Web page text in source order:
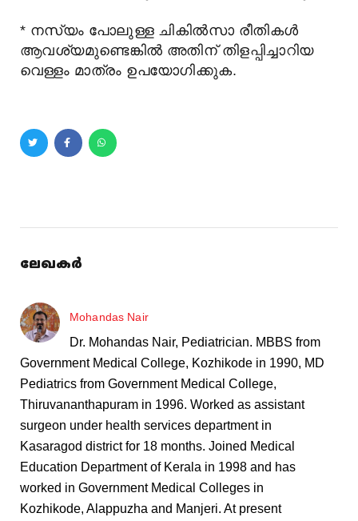
* നസ്യം പോലുള്ള ചികിൽസാ രീതികൾ
ആവശ്യമുണ്ടെങ്കിൽ അതിന് തിളപ്പിച്ചാറിയ
വെള്ളം മാത്രം ഉപയോഗിക്കുക.
ലേഖകർ
Mohandas Nair
Dr. Mohandas Nair, Pediatrician. MBBS from
Government Medical College, Kozhikode in 1990, MD
Pediatrics from Government Medical College,
Thiruvananthapuram in 1996. Worked as assistant
surgeon under health services department in
Kasaragod district for 18 months. Joined Medical
Education Department of Kerala in 1998 and has
worked in Government Medical Colleges in
Kozhikode, Alappuzha and Manjeri. At present